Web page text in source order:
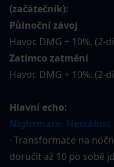
(začátečník):
Půlnoční závoj
Havoc DMG + 10%. (2-
Zatímco zatmění
Havoc DMG + 10%. (2-
Hlavní echo:
Nightmare: Nestálost
· Transformace na
doručit až 10 po sobě